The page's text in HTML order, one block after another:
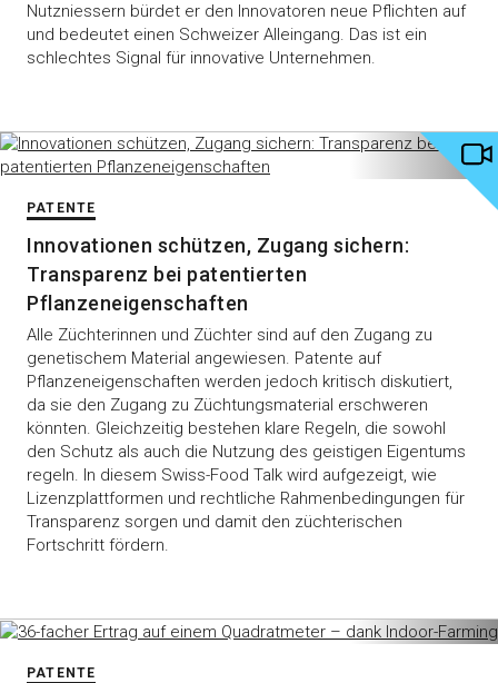
Nutzniessern bürdet er den Innovatoren neue Pflichten auf
und bedeutet einen Schweizer Alleingang. Das ist ein
schlechtes Signal für innovative Unternehmen.
PATENTE
Innovationen schützen, Zugang sichern:
Transparenz bei patentierten
Pflanzeneigenschaften
Alle Züchterinnen und Züchter sind auf den Zugang zu
genetischem Material angewiesen. Patente auf
Pflanzeneigenschaften werden jedoch kritisch diskutiert,
da sie den Zugang zu Züchtungsmaterial erschweren
könnten. Gleichzeitig bestehen klare Regeln, die sowohl
den Schutz als auch die Nutzung des geistigen Eigentums
regeln. In diesem Swiss-Food Talk wird aufgezeigt, wie
Lizenzplattformen und rechtliche Rahmenbedingungen für
Transparenz sorgen und damit den züchterischen
Fortschritt fördern.
PATENTE